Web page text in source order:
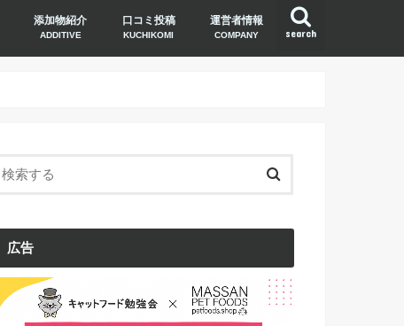
search
添加物紹介
ADDITIVE
口コミ投稿
KUCHIKOMI
運営者情報
COMPANY
広告